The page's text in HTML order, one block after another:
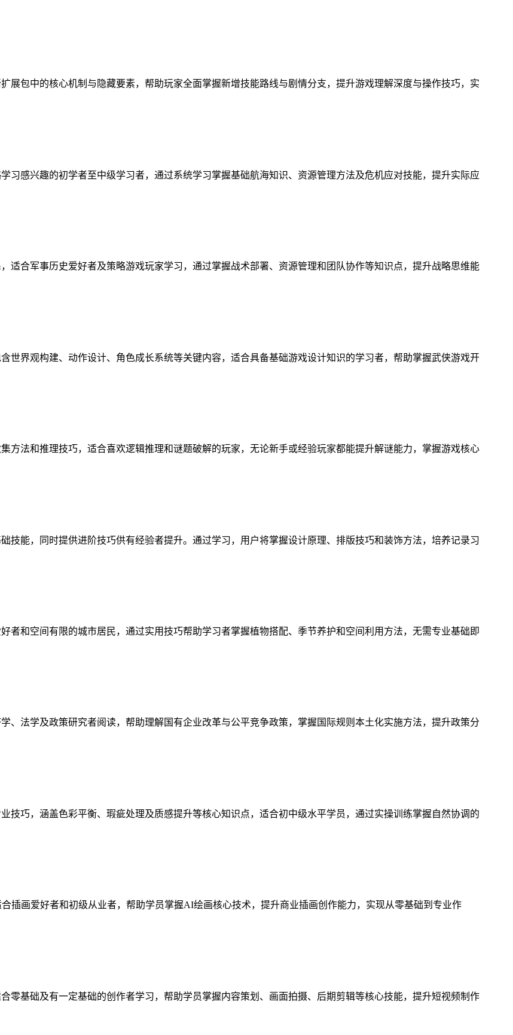
展包中的核心机制与隐藏要素，帮助玩家全面掌握新增技能路线与剧情分支，提升游戏理解深度与操作技巧，实
习感兴趣的初学者至中级学习者，通过系统学习掌握基础航海知识、资源管理方法及危机应对技能，提升实际应
适合军事历史爱好者及策略游戏玩家学习，通过掌握战术部署、资源管理和团队协作等知识点，提升战略思维能
世界观构建、动作设计、角色成长系统等关键内容，适合具备基础游戏设计知识的学习者，帮助掌握武侠游戏开
方法和推理技巧，适合喜欢逻辑推理和谜题破解的玩家，无论新手或经验玩家都能提升解谜能力，掌握游戏核心
技能，同时提供进阶技巧供有经验者提升。通过学习，用户将掌握设计原理、排版技巧和装饰方法，培养记录习
者和空间有限的城市居民，通过实用技巧帮助学习者掌握植物搭配、季节养护和空间利用方法，无需专业基础即
、法学及政策研究者阅读，帮助理解国有企业改革与公平竞争政策，掌握国际规则本土化实施方法，提升政策分
技巧，涵盖色彩平衡、瑕疵处理及质感提升等核心知识点，适合初中级水平学员，通过实操训练掌握自然协调的
插画爱好者和初级从业者，帮助学员掌握AI绘画核心技术，提升商业插画创作能力，实现从零基础到专业作
零基础及有一定基础的创作者学习，帮助学员掌握内容策划、画面拍摄、后期剪辑等核心技能，提升短视频制作